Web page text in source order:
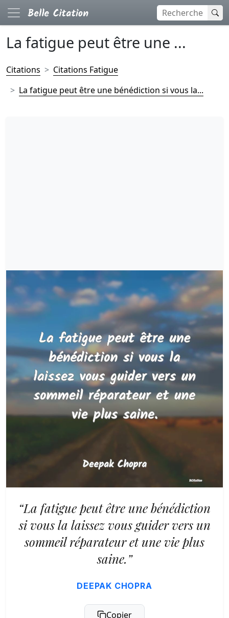
La fatigue peut être une ...
Citations
Citations Fatigue
La fatigue peut être une bénédiction si vous la...
“La fatigue peut être une bénédiction
si vous la laissez vous guider vers un
sommeil réparateur et une vie plus
saine.”
DEEPAK CHOPRA
Copier